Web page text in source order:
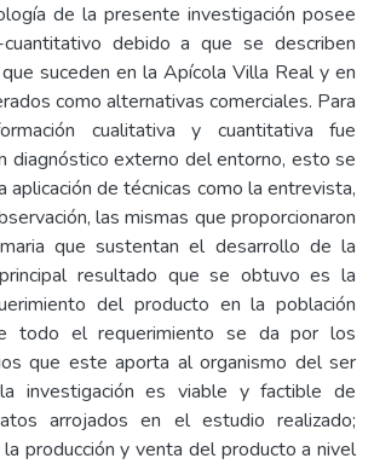
de la presente investigación posee
debido a que se describen
suceden en la Apícola Villa Real y en
como alternativas comerciales. Para
cualitativa y cuantitativa fue
diagnóstico externo del entorno, esto se
aplicación de técnicas como la entrevista,
las mismas que proporcionaron
que sustentan el desarrollo de la
resultado que se obtuvo es la
del producto en la población
todo el requerimiento se da por los
que este aporta al organismo del ser
investigación es viable y factible de
arrojados en el estudio realizado;
la producción y venta del producto a nivel